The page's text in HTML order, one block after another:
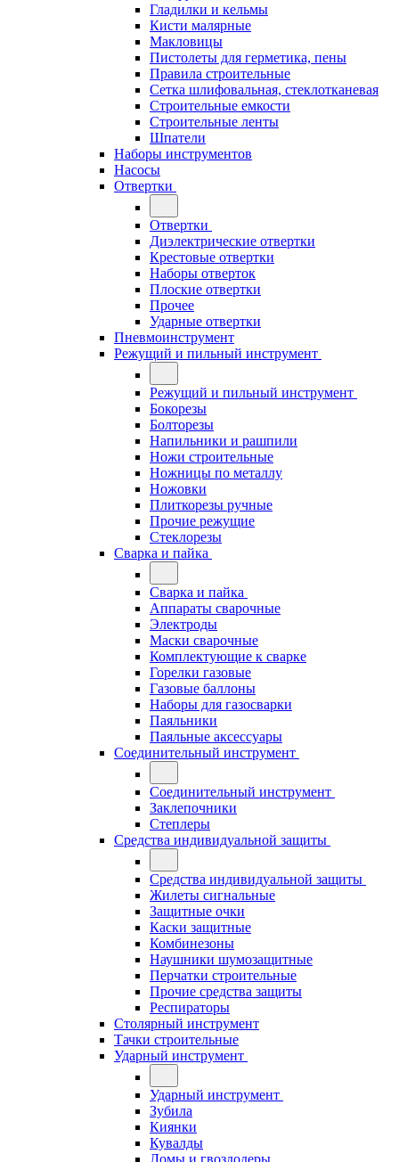
Гладилки и кельмы
Кисти малярные
Макловицы
Пистолеты для герметика, пены
Правила строительные
Сетка шлифовальная, стеклотканевая
Строительные емкости
Строительные ленты
Шпатели
Наборы инструментов
Насосы
Отвертки
Отвертки
Диэлектрические отвертки
Крестовые отвертки
Наборы отверток
Плоские отвертки
Прочее
Ударные отвертки
Пневмоинструмент
Режущий и пильный инструмент
Режущий и пильный инструмент
Бокорезы
Болторезы
Напильники и рашпили
Ножи строительные
Ножницы по металлу
Ножовки
Плиткорезы ручные
Прочие режущие
Стеклорезы
Сварка и пайка
Сварка и пайка
Аппараты сварочные
Электроды
Маски сварочные
Комплектующие к сварке
Горелки газовые
Газовые баллоны
Наборы для газосварки
Паяльники
Паяльные аксессуары
Соединительный инструмент
Соединительный инструмент
Заклепочники
Степлеры
Средства индивидуальной защиты
Средства индивидуальной защиты
Жилеты сигнальные
Защитные очки
Каски защитные
Комбинезоны
Наушники шумозащитные
Перчатки строительные
Прочие средства защиты
Респираторы
Столярный инструмент
Тачки строительные
Ударный инструмент
Ударный инструмент
Зубила
Киянки
Кувалды
Ломы и гвоздодеры